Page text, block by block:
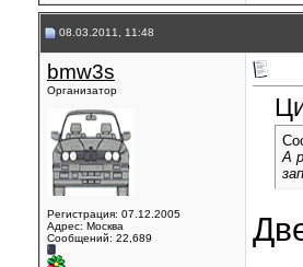
08.03.2011, 11:48
bmw3s
Организатор
Регистрация: 07.12.2005
Адрес: Москва
Сообщений: 22,689
А